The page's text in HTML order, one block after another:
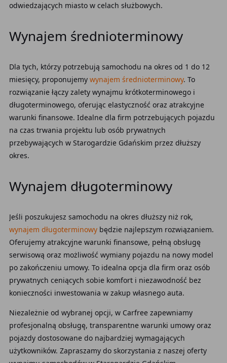
odwiedzających miasto w celach służbowych.
Wynajem średnioterminowy
Dla tych, którzy potrzebują samochodu na okres od 1 do 12
miesięcy, proponujemy wynajem średnioterminowy. To
rozwiązanie łączy zalety wynajmu krótkoterminowego i
długoterminowego, oferując elastyczność oraz atrakcyjne
warunki finansowe. Idealne dla firm potrzebujących pojazdu
na czas trwania projektu lub osób prywatnych
przebywających w Starogardzie Gdańskim przez dłuższy
okres.
Wynajem długoterminowy
Jeśli poszukujesz samochodu na okres dłuższy niż rok,
wynajem długoterminowybędzie najlepszym rozwiązaniem.
Oferujemy atrakcyjne warunki finansowe, pełną obsługę
serwisową oraz możliwość wymiany pojazdu na nowy model
po zakończeniu umowy. To idealna opcja dla firm oraz osób
prywatnych ceniących sobie komfort i niezawodność bez
konieczności inwestowania w zakup własnego auta.
Niezależnie od wybranej opcji, w Carfree zapewniamy
profesjonalną obsługę, transparentne warunki umowy oraz
pojazdy dostosowane do najbardziej wymagających
użytkowników. Zapraszamy do skorzystania z naszej oferty